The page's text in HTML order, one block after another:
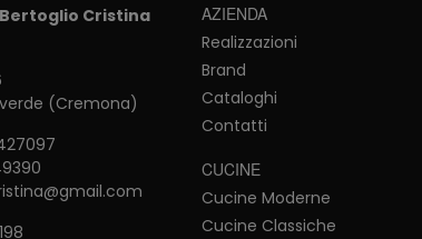
Cristina
(Cremona)
AZIENDA
Realizzazioni
Brand
Cataloghi
Contatti
CUCINE
Cucine Moderne
Cucine Classiche